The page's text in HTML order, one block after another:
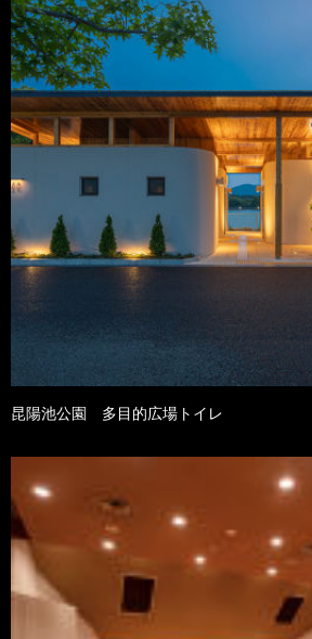
昆陽池公園 多目的広場トイレ